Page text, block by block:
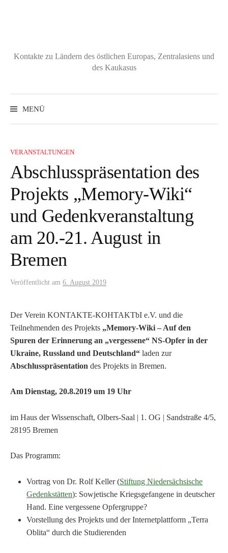
Kontakte zu Ländern des östlichen Europas, Zentralasiens und
des Kaukasus
MENÜ
Suchen
VERANSTALTUNGEN
Abschlusspräsentation des
Projekts „Memory-Wiki“
und Gedenkveranstaltung
am 20.-21. August in
Bremen
Veröffentlicht am 6. August 2019
Der Verein KONTAKTE-KOHTAKTbI e.V. und die
Teilnehmenden des Projekts „Memory-Wiki – Auf den
Spuren der Erinnerung an „vergessene“ NS-Opfer in der
Ukraine, Russland und Deutschland“ laden zur
Abschlusspräsentation des Projekts in Bremen.
Am Dienstag, 20.8.2019 um 19 Uhr
im Haus der Wissenschaft, Olbers-Saal | 1. OG | Sandstraße 4/5,
28195 Bremen
Das Programm:
Vortrag von Dr. Rolf Keller (Stiftung Niedersächsische
Gedenkstätten): Sowjetische Kriegsgefangene in deutscher
Hand. Eine vergessene Opfergruppe?
Vorstellung des Projekts und der Internetplattform „Terra
Oblita“ durch die Studierenden